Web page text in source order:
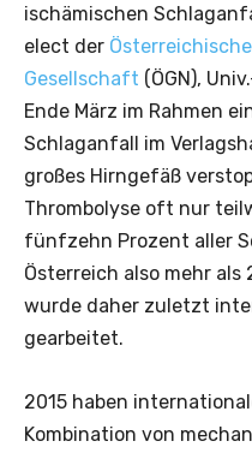
ischämischen
elect der
Gesellschaft (ÖGN),
Ende März im Rahmen
Schlaganfall im
großes Hirngefäß
Thrombolyse oft nur
fünfzehn Prozent aller
Österreich also mehr
wurde daher zuletzt
gearbeitet.
2015 haben
Kombination von